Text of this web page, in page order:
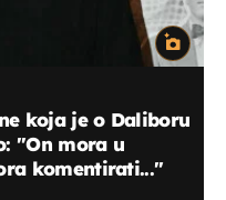
koja je o Daliboru
"On mora u
komentirati..."